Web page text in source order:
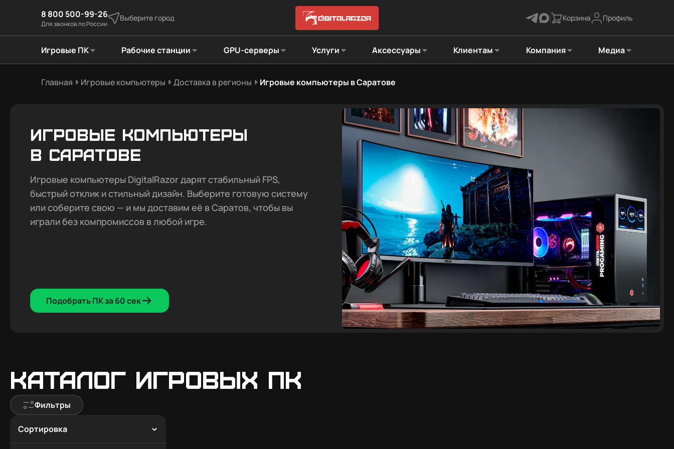
8 800 500-99-26
Для звонков по России
Выберите город Корзина Профиль
Игровые ПК Рабочие станции GPU-серверы Услуги Аксессуары Клиентам Компания Медиа
Главная Игровые компьютеры Доставка в регионы Игровые компьютеры в Саратове
Игровые компьютеры
в Саратове
Игровые компьютеры DigitalRazor дарят стабильный FPS,
быстрый отклик и стильный дизайн. Выберите готовую систему
или соберите свою — и мы доставим её в Саратов, чтобы вы
играли без компромиссов в любой игре.
Подобрать ПК за 60 сек
Каталог игровых ПК
Фильтры
Сортировка